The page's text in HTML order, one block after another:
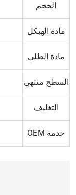
الحجم
مادة الهيكل
مادة الطلي
السطح منتهي
التغليف
خدمة OEM